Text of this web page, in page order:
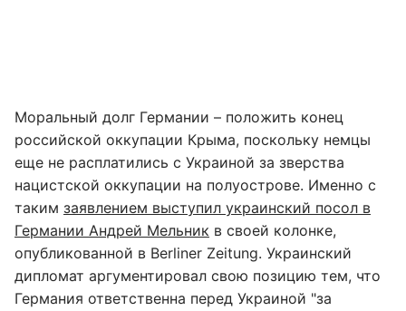
Моральный долг Германии – положить конец
российской оккупации Крыма, поскольку немцы
еще не расплатились с Украиной за зверства
нацистской оккупации на полуострове. Именно с
таким заявлением выступил украинский посол в
Германии Андрей Мельник в своей колонке,
опубликованной в Berliner Zeitung. Украинский
дипломат аргументировал свою позицию тем, что
Германия ответственна перед Украиной "за